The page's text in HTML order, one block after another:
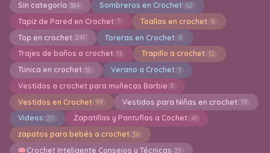
Sin categoría 384 Sombreros en Crochet 62
Tapiz de Pared en Crochet 7 Toallas en crochet 6
Top en crochet 241 Toreras en Crochet 6
Trajes de baños a crochet 13 Trapillo a crochet 12
Túnica en crochet 15 Verano a Crochet 1
Vestidos a crochet para muñecas Barbie 8
Vestidos en Crochet 99 Vestidos para Niñas en crochet 19
Videos 20 Zapatillas y Pantuflas a Cochet 41
zapatos para bebés a crochet 36
Crochet Inteligente Consejos y Técnicas 21